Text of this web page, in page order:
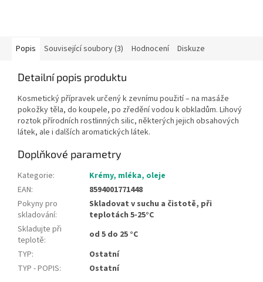
Popis Související soubory (3) Hodnocení Diskuze
Detailní popis produktu
Kosmetický přípravek určený k zevnímu použití – na masáže
pokožky těla, do koupele, po zředění vodou k obkladům. Lihový
roztok přírodních rostlinných silic, některých jejich obsahových
látek, ale i dalších aromatických látek.
Doplňkové parametry
Kategorie:
Krémy, mléka, oleje
EAN:
8594001771448
Pokyny pro
skladování:
Skladovat v suchu a čistotě, při
teplotách 5-25°C
Skladujte při
teplotě:
od 5 do 25 °C
TYP:
Ostatní
TYP - POPIS: Ostatní